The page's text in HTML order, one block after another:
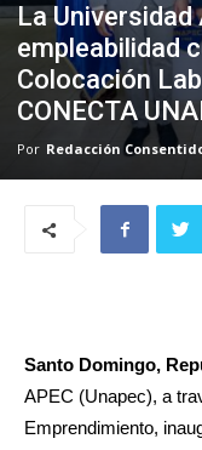
La Universidad
empleabilidad
Colocación
CONECTA
Por Redacción
Santo Domingo,
APEC (Unapec), a
Emprendimiento,